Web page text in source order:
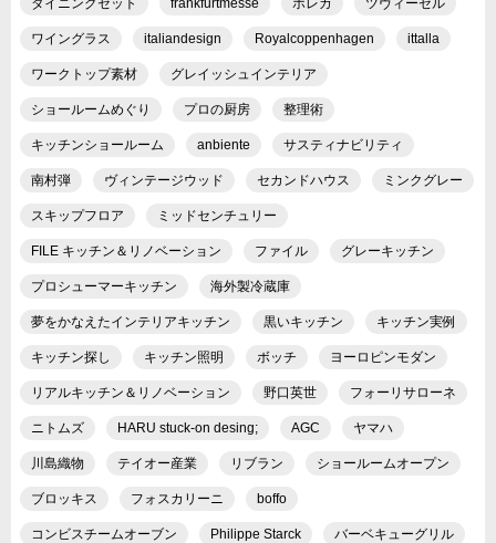
ワイングラス italiandesign Royalcoppenhagen ittalla
ワークトップ素材 グレイッシュインテリア
ショールームめぐり プロの厨房 整理術
キッチンショールーム anbiente サスティナビリティ
南村弾 ヴィンテージウッド セカンドハウス ミンクグレー
スキップフロア ミッドセンチュリー
FILE キッチン＆リノベーション ファイル グレーキッチン
プロシューマーキッチン 海外製冷蔵庫
夢をかなえたインテリアキッチン 黒いキッチン キッチン実例
キッチン探し キッチン照明 ボッチ ヨーロピンモダン
リアルキッチン＆リノベーション 野口英世 フォーリサローネ
ニトムズ HARU stuck-on desing; AGC ヤマハ
川島織物 テイオー産業 リブラン ショールームオープン
ブロッキス フォスカリーニ boffo
コンビスチームオーブン Philippe Starck バーベキューグリル